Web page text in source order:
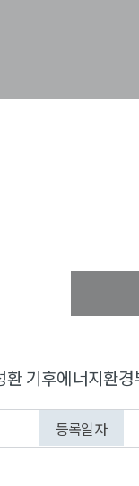
환 기후에너지환
등록일자